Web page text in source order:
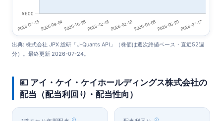
出典: 株式会社 JPX 総研「J-Quants API」（株価は週次終値ベース・直近52週
分）。最終更新 2026-07-24。
💴 アイ・ケイ・ケイホールディングス株式会社の
配当（配当利回り・配当性向）